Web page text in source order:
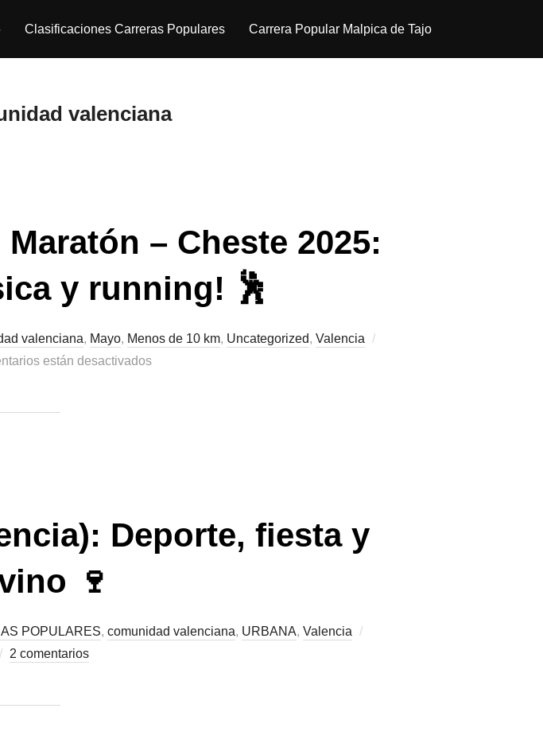
Clasificaciones Carreras Populares Carrera Popular Malpica de Tajo
valenciana
– Cheste 2025:
y running! 🕺
valenciana, Mayo, Menos de 10 km, Uncategorized, Valencia
están desactivados
Deporte, fiesta y
🍷
POPULARES, comunidad valenciana, URBANA, Valencia
2 comentarios